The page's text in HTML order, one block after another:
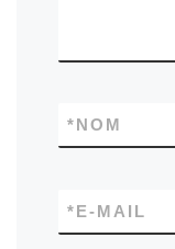
NOM
*
E-MAIL
*